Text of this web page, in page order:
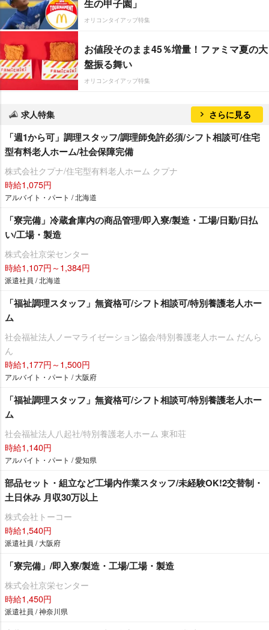
生の甲子園」
オリコンタイアップ特集
お値段そのまま45％増量！ファミマ夏の大
盤振る舞い
オリコンタイアップ特集
求人特集 さらに見る
「週1から可」調理スタッフ/調理師免許必須/シフト相談可/住宅
型有料老人ホーム/社会保障完備
株式会社クプナ/住宅型有料老人ホーム クプナ
時給1,075円
アルバイト・パート / 北海道
「寮完備」冷蔵倉庫内の商品管理/即入寮/製造・工場/日勤/日払
い/工場・製造
株式会社京栄センター
時給1,107円～1,384円
派遣社員 / 北海道
「福祉調理スタッフ」無資格可/シフト相談可/特別養護老人ホー
ム
社会福祉法人ノーマライゼーション協会/特別養護老人ホーム だんら
ん
時給1,177円～1,500円
アルバイト・パート / 大阪府
「福祉調理スタッフ」無資格可/シフト相談可/特別養護老人ホー
ム
社会福祉法人八起社/特別養護老人ホーム 東和荘
時給1,140円
アルバイト・パート / 愛知県
部品セット・組立など工場内作業スタッフ/未経験OK!2交替制・
土日休み 月収30万以上
株式会社トーコー
時給1,540円
派遣社員 / 大阪府
「寮完備」/即入寮/製造・工場/工場・製造
株式会社京栄センター
時給1,450円
派遣社員 / 神奈川県